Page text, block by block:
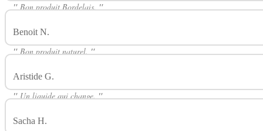
" Bon produit Bordelais. "
Benoit N.
" Bon produit naturel. "
Aristide G.
" Un liquide qui change. "
Sacha H.